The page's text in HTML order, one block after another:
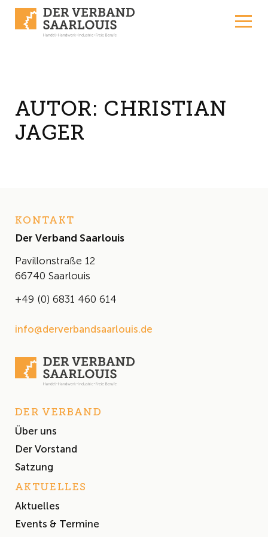
AUTOR: CHRISTIAN
JAGER
KONTAKT
Der Verband Saarlouis
Pavillonstraße 12
66740 Saarlouis
+49 (0) 6831 460 614
info@derverbandsaarlouis.de
DER VERBAND
Über uns
Der Vorstand
Satzung
AKTUELLES
Aktuelles
Events & Termine